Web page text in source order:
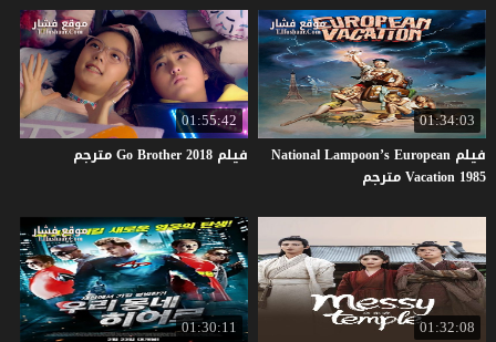
01:34:03
فيلم National Lampoon’s European
Vacation 1985 مترجم
01:55:42
فيلم GoBrother2018 مترجم
01:32:08
01:30:11